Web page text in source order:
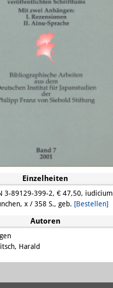
Einzelheiten
3-89129-399-2, € 47,50, iudicium
x / 358 S., geb. [Bestellen]
Autoren
Harald